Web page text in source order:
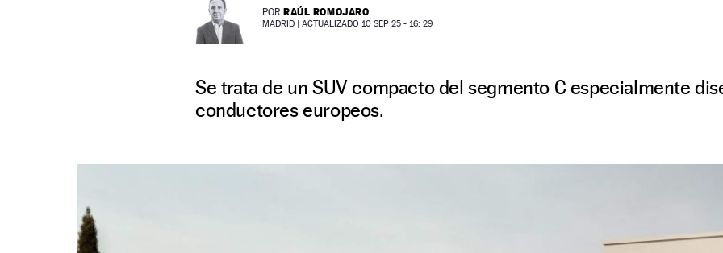
POR RAÚL ROMOJARO
MADRID | ACTUALIZADO 10 SEP 25 - 16: 29
Se trata de un SUV compacto del segmento C especialmente
conductores europeos.